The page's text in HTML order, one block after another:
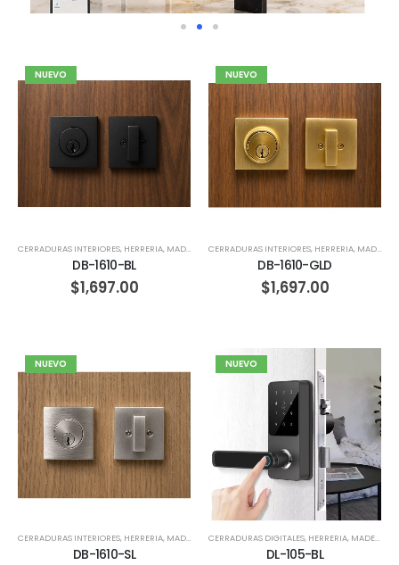
NUEVO
CERRADURAS INTERIORES, HERRERIA, MADERA
DB-1610-BL
$1,697.00
NUEVO
CERRADURAS INTERIORES, HERRERIA, MADERA
DB-1610-GLD
$1,697.00
NUEVO
CERRADURAS INTERIORES, HERRERIA, MADERA
DB-1610-SL
NUEVO
CERRADURAS DIGITALES, HERRERIA, MADERA
DL-105-BL